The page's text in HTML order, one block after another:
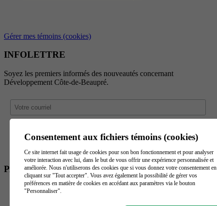
Gérer mes témoins (cookies)
INFOLETTRE
Soyez les premiers informés des nouveautés concernant
Développement Côte-de-Beaupré.
PARTENAIRES
Consentement aux fichiers témoins (cookies)
Ce site internet fait usage de cookies pour son bon fonctionnement et pour analyser
votre interaction avec lui, dans le but de vous offrir une expérience personnalisée et
améliorée. Nous n'utiliserons des cookies que si vous donnez votre consentement en
cliquant sur "Tout accepter". Vous avez également la possibilité de gérer vos
préférences en matière de cookies en accédant aux paramètres via le bouton
"Personnaliser".